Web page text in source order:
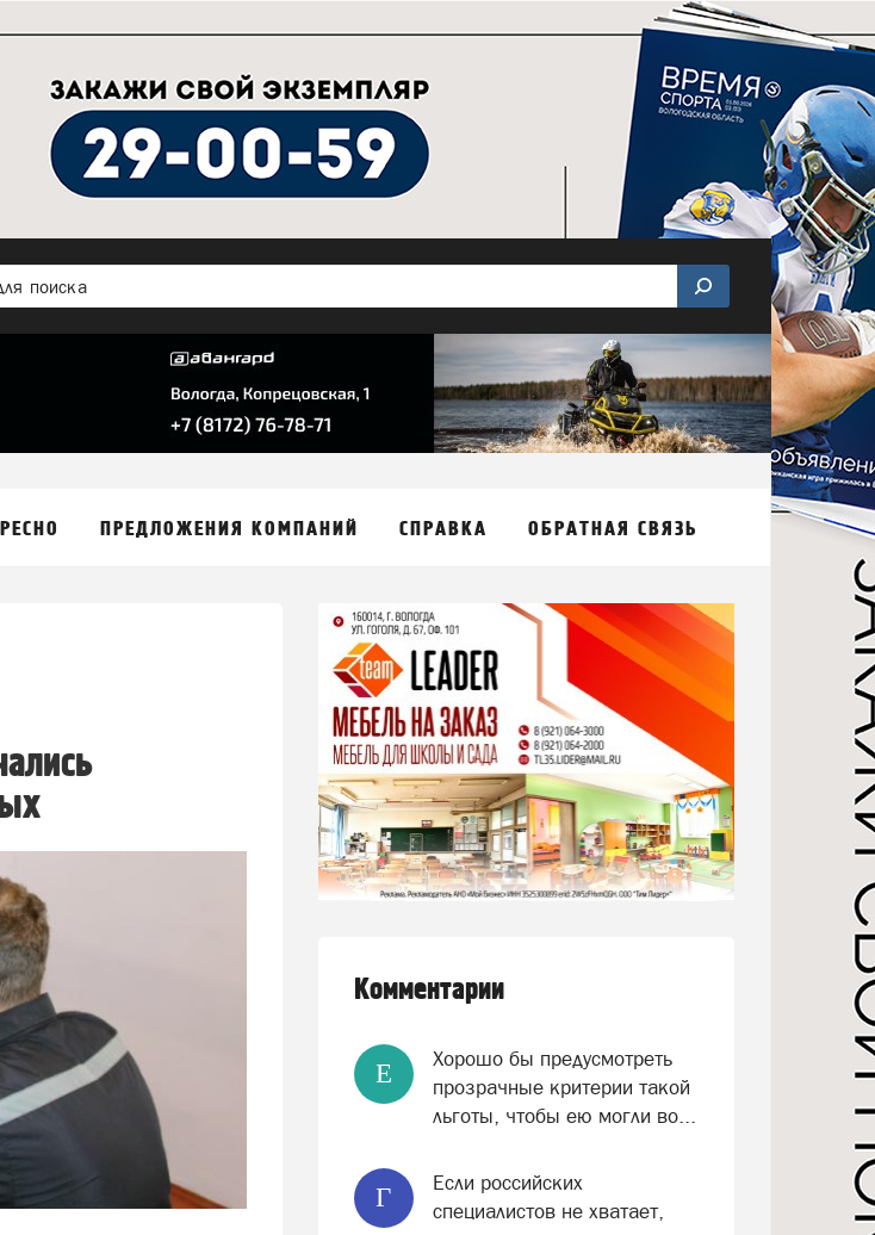
ПРЕДЛОЖЕНИЯ КОМПАНИЙ СПРАВКА ОБРАТНАЯ СВЯЗЬ
Комментарии
Е
Хорошо бы предусмотреть
прозрачные критерии такой
льготы, чтобы ею могли во...
Г
Если российских
специалистов не хватает,